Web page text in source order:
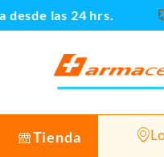
al
las 24 hrs.
Tienda